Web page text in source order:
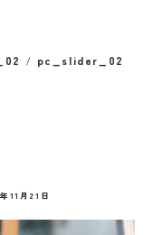
pc_slider_02
11月21日